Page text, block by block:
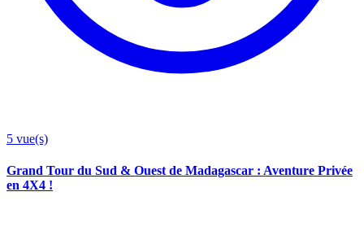
5 vue(s)
Grand Tour du Sud & Ouest de Madagascar : Aventure Privée
en 4X4 !